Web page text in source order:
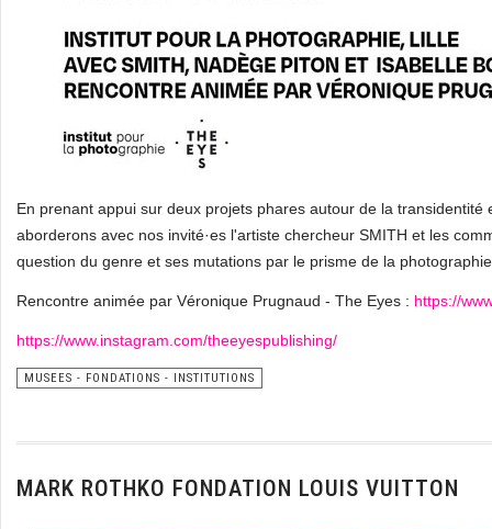
En prenant appui sur deux projets phares autour de la
aborderons avec nos invité·es l'artiste chercheur SMITH et les
question du genre et ses mutations par le prisme de la
Rencontre animée par Véronique Prugnaud - The Eyes : https://
https://www.instagram.com/theeyespublishing/
MUSEES - FONDATIONS - INSTITUTIONS
MARK ROTHKO FONDATION LOUIS VUITTON